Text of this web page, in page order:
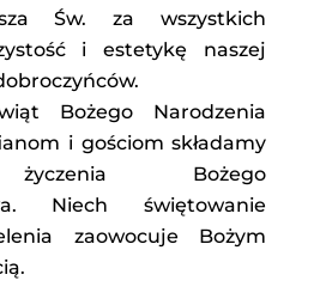
Św. za wszystkich
i estetykę naszej
Bożego Narodzenia
i gościom składamy
Bożego
Niech świętowanie
zaowocuje Bożym